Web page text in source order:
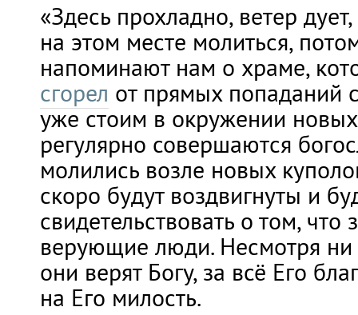
«Здесь прохладно, ветер
на этом месте молиться,
напоминают нам о храме,
сгорел от прямых попаданий
уже стоим в окружении новых
регулярно совершаются
молились возле новых
скоро будут воздвигнуты и
свидетельствовать о том, что
верующие люди. Несмотря ни
они верят Богу, за всё Его
на Его милость.